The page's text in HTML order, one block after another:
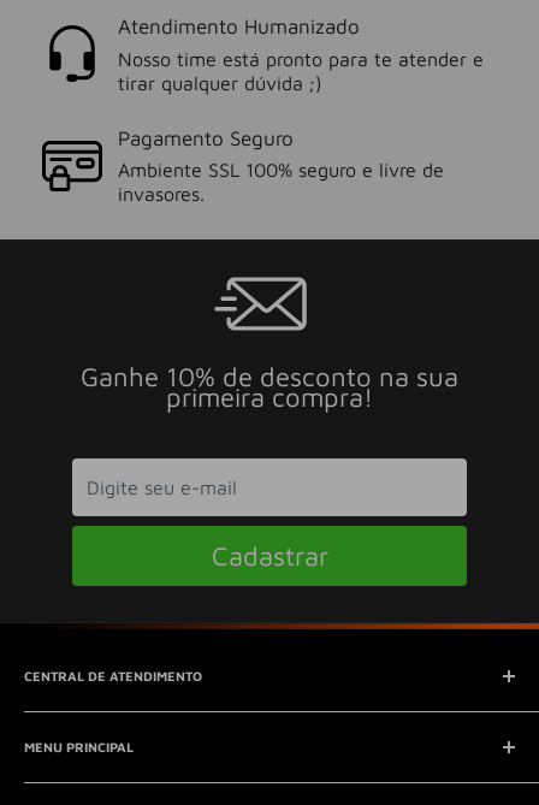
Atendimento Humanizado
Nosso time está pronto para te atender e
tirar qualquer dúvida ;)
Pagamento Seguro
Ambiente SSL 100% seguro e livre de
invasores.
Ganhe 10% de desconto na sua
primeira compra!
Cadastrar
CENTRAL DE ATENDIMENTO
E-mail:
Telefone:41 8761-7286
MENU PRINCIPAL
Início